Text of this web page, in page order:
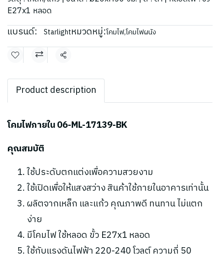
E27x1 หลอด
แบรนด์: Starlightหมวดหมู่:โคมไฟ,โคมไฟผนัง
แชร์
Product description
โคมไฟภายใน 06-ML-17139-BK
คุณสมบัติ
ใช้ประดับตกแต่งเพื่อความสวยงาม
ใช้เปิดเพื่อให้แสงสว่าง สินค้าใช้ภายในอาคารเท่านั้น
ผลิตจากเหล็ก และแก้ว คุณภาพดี ทนทาน ไม่แตก
ง่าย
มีโคมไฟ ใช้หลอด ขั้ว E27x1 หลอด
ใช้กับแรงดันไฟฟ้า 220-240 โวลต์ ความถี่ 50